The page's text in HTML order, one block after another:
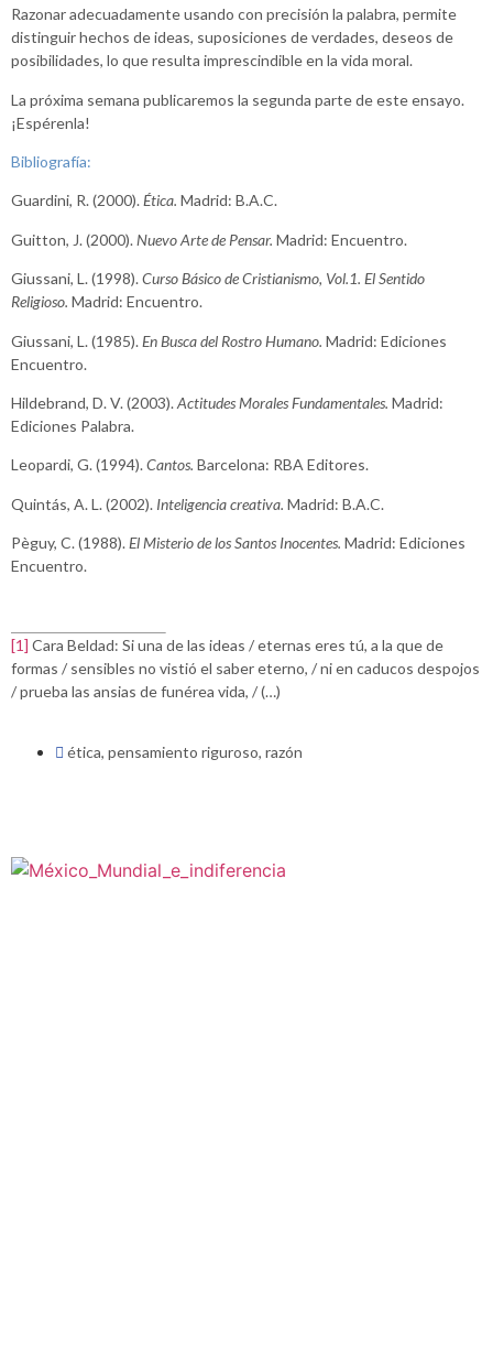
Razonar adecuadamente usando con precisión la palabra, permite
distinguir hechos de ideas, suposiciones de verdades, deseos de
posibilidades, lo que resulta imprescindible en la vida moral.
La próxima semana publicaremos la segunda parte de este ensayo.
¡Espérenla!
Bibliografía:
Guardini, R. (2000).Ética. Madrid: B.A.C.
Guitton, J. (2000).Nuevo Arte de Pensar. Madrid: Encuentro.
Giussani, L. (1998).Curso Básico de Cristianismo, Vol.1. El Sentido
Religioso. Madrid: Encuentro.
Giussani, L. (1985).En Busca del Rostro Humano. Madrid: Ediciones
Encuentro.
Hildebrand, D. V. (2003).Actitudes Morales Fundamentales. Madrid:
Ediciones Palabra.
Leopardi, G. (1994).Cantos. Barcelona: RBA Editores.
Quintás, A. L. (2002). Inteligencia creativa. Madrid: B.A.C.
Pèguy, C. (1988).El Misterio de los Santos Inocentes. Madrid: Ediciones
Encuentro.
[1] Cara Beldad: Si una de las ideas / eternas eres tú, a la que de
formas / sensibles no vistió el saber eterno, / ni en caducos despojos
/ prueba las ansias de funérea vida, / (…)
ética, pensamiento riguroso, razón